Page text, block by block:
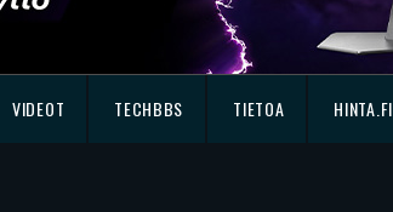
VIDEOT TECHBBS TIETOA HINTA.FI